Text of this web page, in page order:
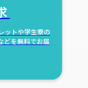
ットや学生寮の
どを無料でお届